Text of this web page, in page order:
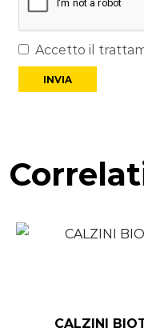
Accetto il
CALZINI